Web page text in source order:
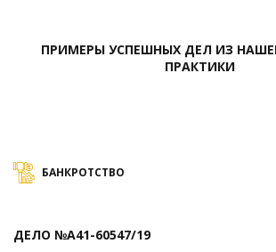
ПРИМЕРЫ УСПЕШНЫХ ДЕЛ ИЗ
ПРАКТИКИ
БАНКРОТСТВО
ДЕЛО №А41-60547/19